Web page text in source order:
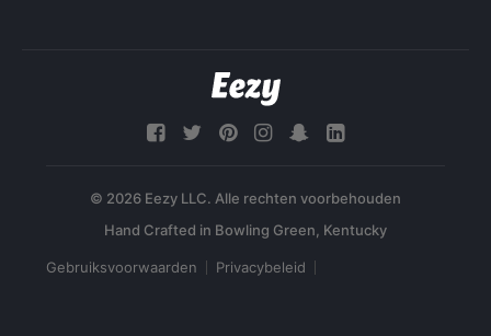
© 2026 Eezy LLC. Alle rechten voorbehouden
Gebruiksvoorwaarden Privacybeleid